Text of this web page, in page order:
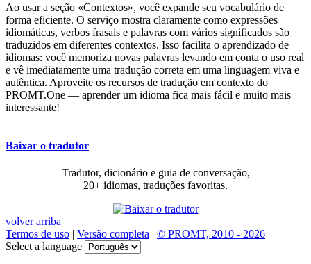
Ao usar a seção «Contextos», você expande seu vocabulário de
forma eficiente. O serviço mostra claramente como expressões
idiomáticas, verbos frasais e palavras com vários significados são
traduzidos em diferentes contextos. Isso facilita o aprendizado de
idiomas: você memoriza novas palavras levando em conta o uso real
e vê imediatamente uma tradução correta em uma linguagem viva e
autêntica. Aproveite os recursos de tradução em contexto do
PROMT.One — aprender um idioma fica mais fácil e muito mais
interessante!
Baixar o tradutor
Tradutor, dicionário e guia de conversação,
20+ idiomas, traduções favoritas.
volver arriba
Termos de uso | Versão completa | © PROMT, 2010 - 2026
Select a language